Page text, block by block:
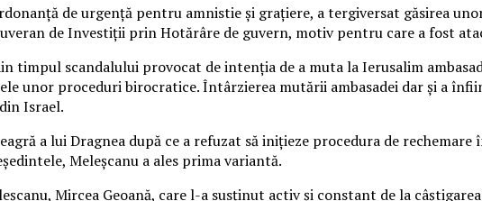
de urgenţă pentru amnistie şi graţiere, a tergiversat găsirea
de Investiţii prin Hotărâre de guvern, motiv pentru care a fost
timpul scandalului provocat de intenţia de a muta la Ierusalim
unor proceduri birocratice. Întârzierea mutării ambasadei dar şi a
Israel.
a lui Dragnea după ce a refuzat să iniţieze procedura de rechemare
Meleşcanu a ales prima variantă.
Mircea Geoană, care l-a susţinut activ şi constant de la